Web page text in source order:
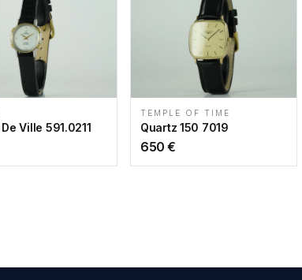
Ville 591.0211
TEMPLE OF TIME
Quartz 150 7019
650 €